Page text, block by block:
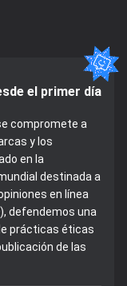
el primer día
compromete a
y los
en la
destinada a
en línea
defendemos una
prácticas éticas
de las